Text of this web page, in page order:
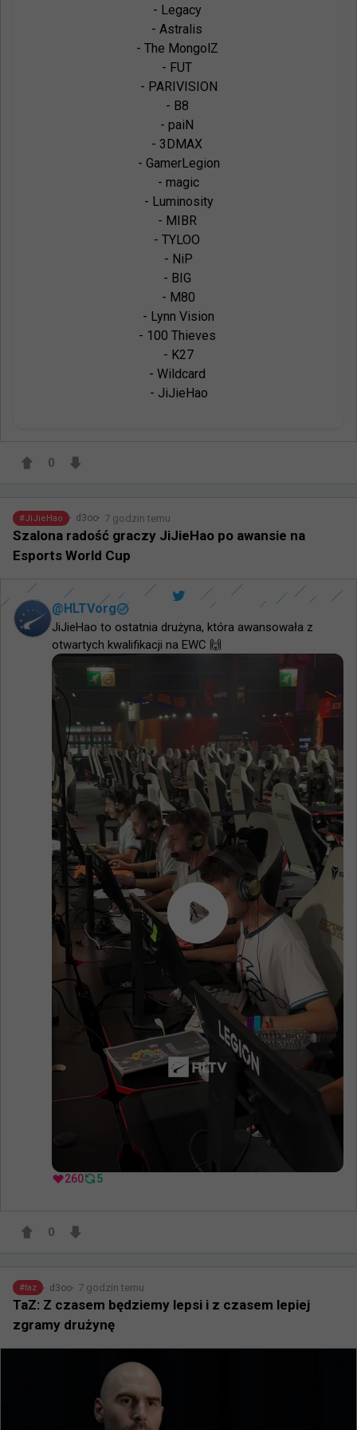
- Legacy
- Astralis
- The MongolZ
- FUT
- PARIVISION
- B8
- paiN
- 3DMAX
- GamerLegion
- magic
- Luminosity
- MIBR
- TYLOO
- NiP
- BIG
- M80
- Lynn Vision
- 100 Thieves
- K27
- Wildcard
- JiJieHao
0
#JiJieHao d3oo 7 godzin temu
Szalona radość graczy JiJieHao po awansie na
Esports World Cup
@HLTVorg
JiJieHao to ostatnia drużyna, która awansowała z
otwartych kwalifikacji na EWC 🙌
260 5
0
#taz d3oo 7 godzin temu
TaZ: Z czasem będziemy lepsi i z czasem lepiej
zgramy drużynę